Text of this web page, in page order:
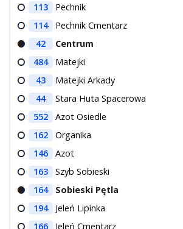
113
Pechnik
114
Pechnik Cmentarz
42
Centrum
484
Matejki
43
Matejki Arkady
44
Stara Huta Spacerowa
552
Azot Osiedle
162
Organika
146
Azot
163
Szyb Sobieski
164
Sobieski Pętla
194
Jeleń Lipinka
166
Jeleń Cmentarz